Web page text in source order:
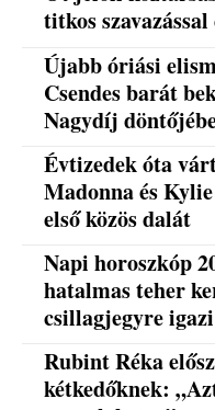
titkos
Újabb óriási
Csendes barát
Nagydíj
Évtizedek óta
Madonna és
első közös dalát
Napi horoszkóp
hatalmas teher
csillagjegyre
Rubint Réka
kétkedőknek: